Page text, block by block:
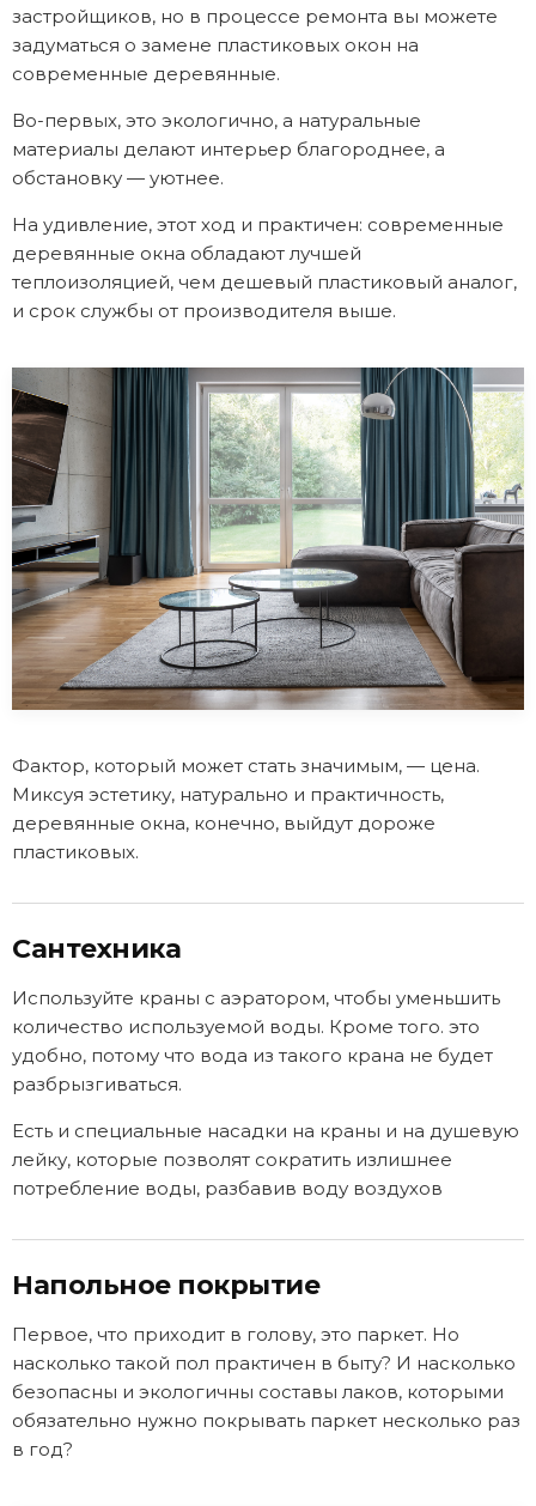
застройщиков, но в процессе ремонта вы можете
задуматься о замене пластиковых окон на
современные деревянные.
Во-первых, это экологично, а натуральные
материалы делают интерьер благороднее, а
обстановку — уютнее.
На удивление, этот ход и практичен: современные
деревянные окна обладают лучшей
теплоизоляцией, чем дешевый пластиковый аналог,
и срок службы от производителя выше.
Фактор, который может стать значимым, — цена.
Миксуя эстетику, натурально и практичность,
деревянные окна, конечно, выйдут дороже
пластиковых.
Сантехника
Используйте краны с аэратором, чтобы уменьшить
количество используемой воды. Кроме того. это
удобно, потому что вода из такого крана не будет
разбрызгиваться.
Есть и специальные насадки на краны и на душевую
лейку, которые позволят сократить излишнее
потребление воды, разбавив воду воздухов
Напольное покрытие
Первое, что приходит в голову, это паркет. Но
насколько такой пол практичен в быту? И насколько
безопасны и экологичны составы лаков, которыми
обязательно нужно покрывать паркет несколько раз
в год?